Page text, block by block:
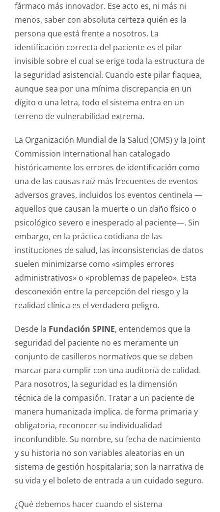
fármaco más innovador. Ese acto es, ni más ni
menos, saber con absoluta certeza quién es la
persona que está frente a nosotros. La
identificación correcta del paciente es el pilar
invisible sobre el cual se erige toda la estructura de
la seguridad asistencial. Cuando este pilar flaquea,
aunque sea por una mínima discrepancia en un
dígito o una letra, todo el sistema entra en un
terreno de vulnerabilidad extrema.
La Organización Mundial de la Salud (OMS) y la Joint
Commission International han catalogado
históricamente los errores de identificación como
una de las causas raíz más frecuentes de eventos
adversos graves, incluidos los eventos centinela —
aquellos que causan la muerte o un daño físico o
psicológico severo e inesperado al paciente—. Sin
embargo, en la práctica cotidiana de las
instituciones de salud, las inconsistencias de datos
suelen minimizarse como «simples errores
administrativos» o «problemas de papeleo». Esta
desconexión entre la percepción del riesgo y la
realidad clínica es el verdadero peligro.
Desde la Fundación SPINE, entendemos que la
seguridad del paciente no es meramente un
conjunto de casilleros normativos que se deben
marcar para cumplir con una auditoría de calidad.
Para nosotros, la seguridad es la dimensión
técnica de la compasión. Tratar a un paciente de
manera humanizada implica, de forma primaria y
obligatoria, reconocer su individualidad
inconfundible. Su nombre, su fecha de nacimiento
y su historia no son variables aleatorias en un
sistema de gestión hospitalaria; son la narrativa de
su vida y el boleto de entrada a un cuidado seguro.
¿Qué debemos hacer cuando el sistema